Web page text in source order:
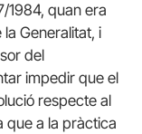
1984, quan era
Generalitat, i
del
impedir que el
respecte al
que a la pràctica